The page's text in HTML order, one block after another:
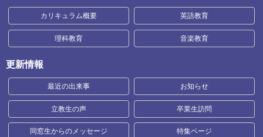
カリキュラム概要 英語教育
理科教育 音楽教育
更新情報
最近の出来事 お知らせ
立教生の声 卒業生訪問
同窓生からのメッセージ 特集ページ